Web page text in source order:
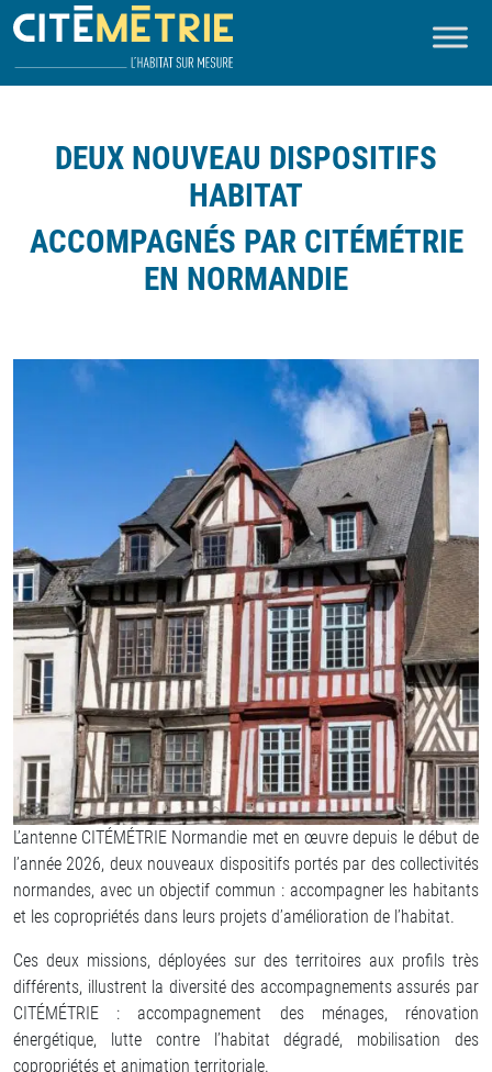
DEUX NOUVEAU DISPOSITIFS
HABITAT
ACCOMPAGNÉS PAR CITÉMÉTRIE
EN NORMANDIE
L’antenne CITÉMÉTRIE Normandie met en œuvre depuis le début de
l’année 2026, deux nouveaux dispositifs portés par des collectivités
normandes, avec un objectif commun : accompagner les habitants
et les copropriétés dans leurs projets d’amélioration de l’habitat.
Ces deux missions, déployées sur des territoires aux profils très
différents, illustrent la diversité des accompagnements assurés par
CITÉMÉTRIE : accompagnement des ménages, rénovation
énergétique, lutte contre l’habitat dégradé, mobilisation des
copropriétés et animation territoriale.